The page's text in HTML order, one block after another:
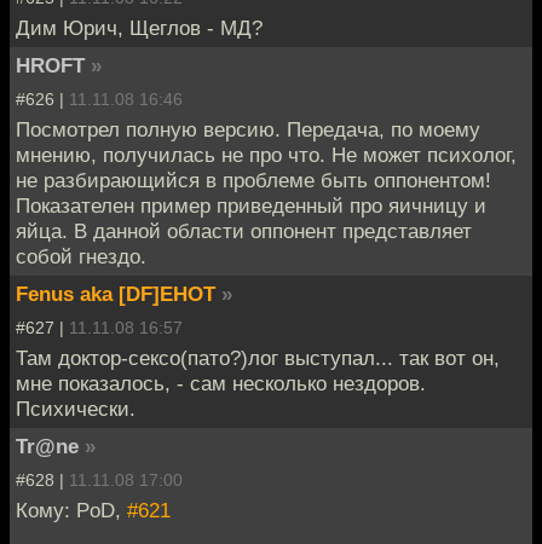
Дим Юрич, Щеглов - МД?
HROFT »
#626 | 11.11.08 16:46
Посмотрел полную версию. Передача, по моему
мнению, получилась не про что. Не может психолог,
не разбирающийся в проблеме быть оппонентом!
Показателен пример приведенный про яичницу и
яйца. В данной области оппонент представляет
собой гнездо.
Fenus aka [DF]EHOT »
#627 | 11.11.08 16:57
Там доктор-сексо(пато?)лог выступал... так вот он,
мне показалось, - сам несколько нездоров.
Психически.
Tr@ne »
#628 | 11.11.08 17:00
Кому: PoD, #621